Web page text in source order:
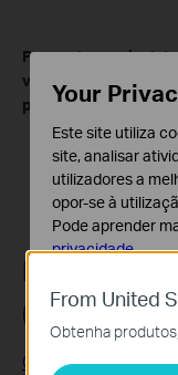
Para saber mais
visite o
Support Center
produto.
Perguntas
(FAQ's)
Como usar o
From United
Obtenha
Your
Este site utiliza
site, analisar
utilizadores a
opor-se à
Pode aprender
privacidade.
Os cookies são
website e não